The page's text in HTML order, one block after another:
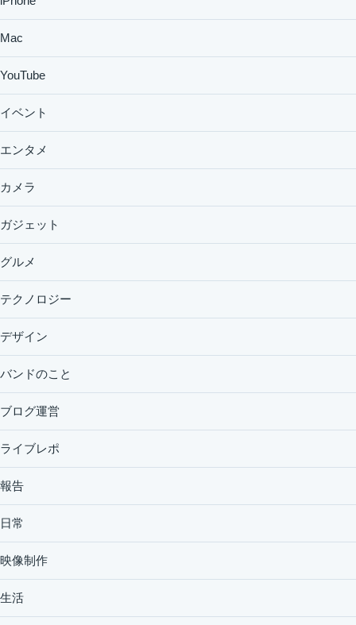
Mac
YouTube
イベント
エンタメ
カメラ
ガジェット
グルメ
テクノロジー
デザイン
バンドのこと
ブログ運営
ライブレポ
報告
日常
映像制作
生活